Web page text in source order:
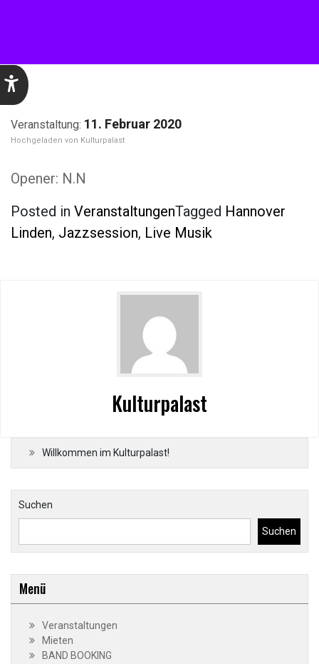
11. Februar 2020
Kulturpalast
Opener: N.N
Posted in VeranstaltungenTagged Hannover
Linden, Jazzsession, Live Musik
Kulturpalast
Willkommen im Kulturpalast!
Suchen
Suchen
Menü
Veranstaltungen
Mieten
BAND BOOKING